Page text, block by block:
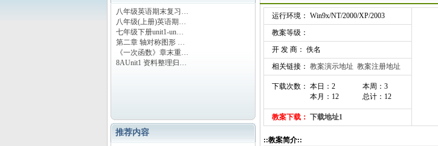
八年级英语期末复习…
八年级(上册)英语期…
七年级下册unit1-un…
第二章 轴对称图形 …
《一次函数》章末重…
8AUnit1 资料整理归…
推荐内容
运行环境： Win9x/NT/2000/XP/2003
教案等级：
开 发 商： 佚名
相关链接： 教案演示地址 教案注册地址
下载次数： 本日：2
本月：12
本周：3
总计：12
教案下载： 下载地址1
::教案简介::